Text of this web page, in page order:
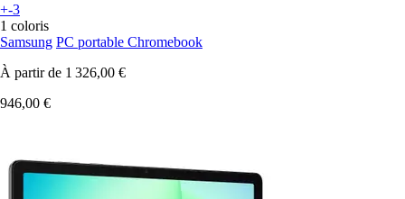
+-3
1 coloris
Samsung PC portable Chromebook
À partir de 1 326,00 €
946,00 €